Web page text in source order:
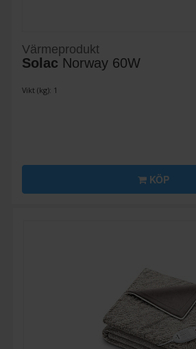
Värmeprodukt
Solac Norway 60W
Vikt (kg): 1
KÖP